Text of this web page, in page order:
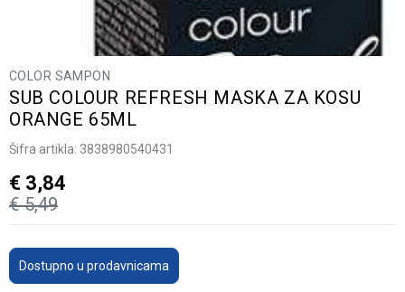
COLOR SAMPON
SUB COLOUR REFRESH MASKA ZA KOSU
ORANGE 65ML
Šifra artikla: 3838980540431
€ 5,49
€ 3,84
Dostupno u prodavnicama